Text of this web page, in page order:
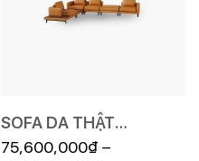
SOFA DA THẬT
DELICATO F032
75,600,000₫ –